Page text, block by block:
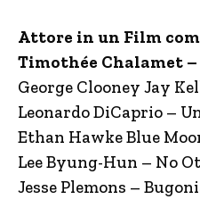
Attore in un Film
​Timothée Chalamet
George Clooney Jay
Leonardo DiCaprio –
Ethan Hawke Blue
Lee Byung-Hun – No
Jesse Plemons –